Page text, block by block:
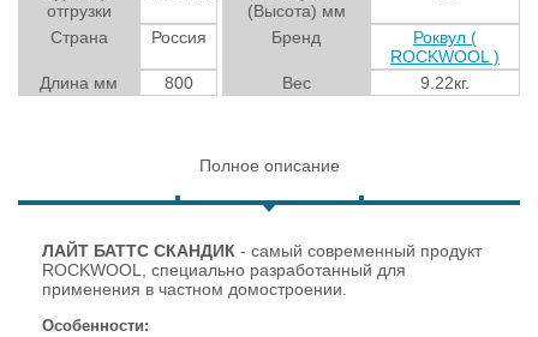
отгрузки
(Высота) мм
Страна Россия Бренд
Роквул (
ROCKWOOL )
Длина мм
800 Вес 9.22кг.
Полное описание
ЛАЙТ БАТТС СКАНДИК - самый современный продукт
ROCKWOOL, специально разработанный для
применения в частном домостроении.
Особенности: